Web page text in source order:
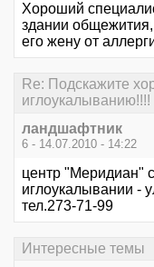
Хороший
здании
его жену от
Re: Подскажите
иглоукалыванию!!!!
ландшафтник
6 - 14.07.2010 - 14:22
центр "Меридиан"
иглоукалывании -
тел.273-71-99
Интересные темы